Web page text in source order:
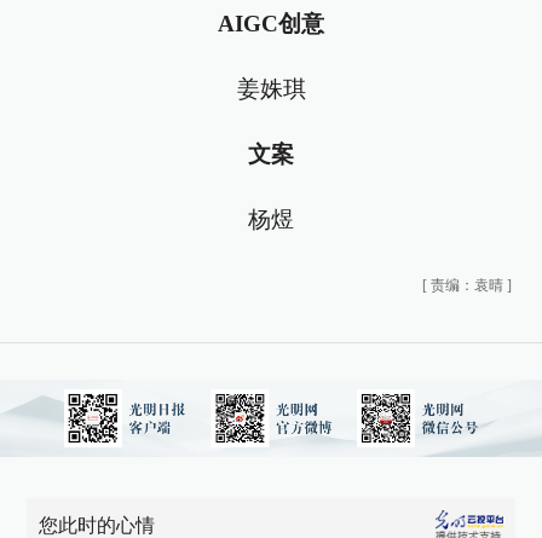
AIGC创意
姜姝琪
文案
杨煜
[ 责编：袁晴 ]
您此时的心情